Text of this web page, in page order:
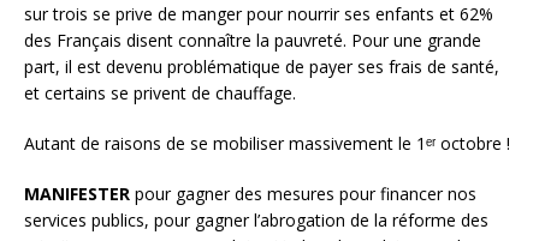
sur trois se prive de manger pour nourrir ses enfants et 62%
des Français disent connaître la pauvreté. Pour une grande
part, il est devenu problématique de payer ses frais de santé,
et certains se privent de chauffage.
Autant de raisons de se mobiliser massivement le 1ᵉʳ octobre !
MANIFESTER pour gagner des mesures pour financer nos
services publics, pour gagner l’abrogation de la réforme des